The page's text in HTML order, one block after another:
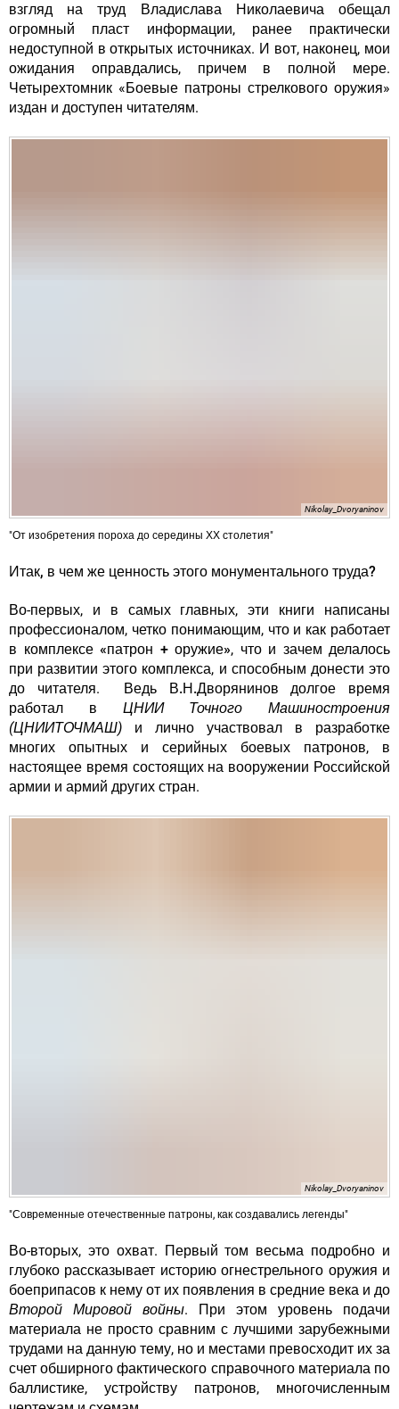
взгляд на труд
Владислава Николаевичаобещал
огромный пласт информации, ранее практически
недоступной в открытых источниках. И вот, наконец, мои
ожидания оправдались, причем в полной мере.
Четырехтомник «Боевые патроны стрелкового оружия»
издан и доступен читателям.
Nikolay_Dvoryaninov
"От изобретения пороха до середины ХХ столетия"
Итак, в чем же ценность этого монументального труда?
Во-первых, и в самых главных, эти книги написаны
профессионалом, четко понимающим, что и как работает
в комплексе «патрон + оружие», что и зачем делалось
при развитии этого комплекса, и способным донести это
до читателя. Ведь
В.Н.Дворянинов долгое время
работал в ЦНИИ Точного Машиностроения
(ЦНИИТОЧМАШ) и лично участвовал в разработке
многих опытных и серийных боевых патронов, в
настоящее время состоящих на вооружении Российской
армии и армий других стран.
Nikolay_Dvoryaninov
"Современные отечественные патроны, как создавались легенды"
Во-вторых, это охват. Первый том весьма подробно и
глубоко рассказывает историю огнестрельного оружия и
боеприпасов к нему от их появления в средние века и до
Второй Мировой войны. При этом уровень подачи
материала не просто сравним с лучшими зарубежными
трудами на данную тему, но и местами превосходит их за
счет обширного фактического справочного материала по
баллистике, устройству патронов, многочисленным